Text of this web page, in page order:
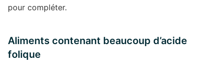
pour compléter.
Aliments contenant beaucoup d’acide
folique